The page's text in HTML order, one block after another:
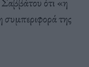
συμπεριφορά της